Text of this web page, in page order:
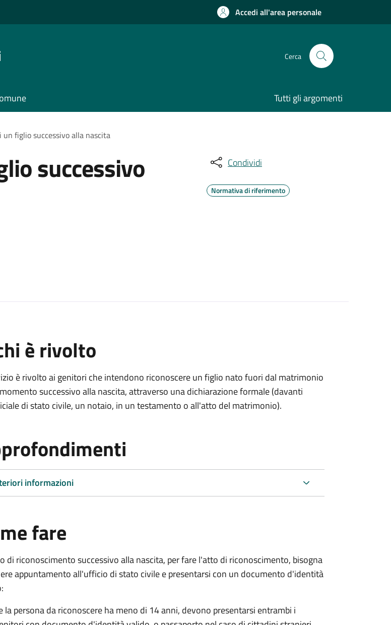
Accedi all'area personale
Cerca
Tutti gli argomenti
un figlio successivo alla nascita
successivo Condividi
Normativa di riferimento
è rivolto
è rivolto ai genitori che intendono riconoscere un figlio nato fuori dal matrimonio
successivo alla nascita, attraverso una dichiarazione formale (davanti
di stato civile, un notaio, in un testamento o all'atto del matrimonio).
informazioni
fare
di riconoscimento successivo alla nascita, per fare l'atto di riconoscimento, bisogna
appuntamento all'ufficio di stato civile e presentarsi con un documento d'identità
la persona da riconoscere ha meno di 14 anni, devono presentarsi entrambi i